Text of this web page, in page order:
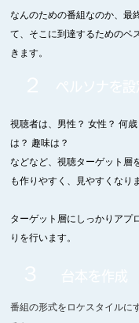
なんのための番組なのか、最
て、そこに到達するためのベ
きます。
視聴者は、男性？ 女性？ 何
は？ 趣味は？
などなど、 視聴ターゲット層
も作りやすく、見やすくなり
ターゲット層にしっかりアプ
りを行います。
番組の形式をロケスタイルに